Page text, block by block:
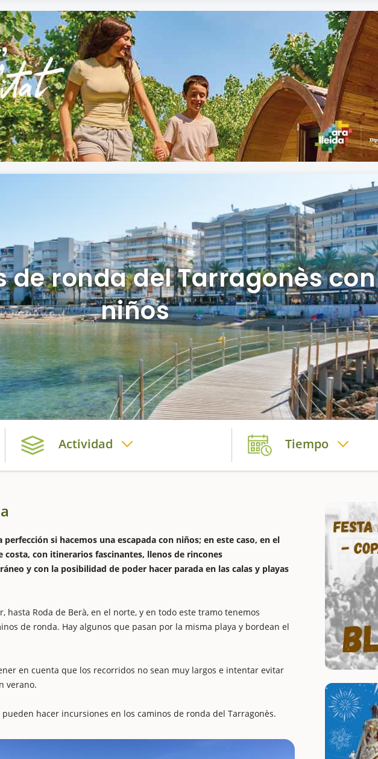
de ronda del Tarragonès con
niños
Actividad Tiempo
si hacemos una escapada con niños; en este caso, en el
con itinerarios fascinantes, llenos de rincones
y con la posibilidad de poder hacer parada en las calas y playas
hasta Roda de Berà, en el norte, y en todo este tramo tenemos
de ronda. Hay algunos que pasan por la misma playa y bordean el
en cuenta que los recorridos no sean muy largos e intentar evitar
verano.
hacer incursiones en los caminos de ronda del Tarragonès.